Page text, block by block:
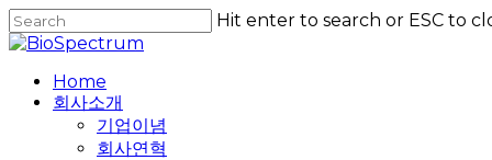
Skip
to
content
Hit enter to search or ESC to
Close
Home
회사소개
기업이념
회사연혁